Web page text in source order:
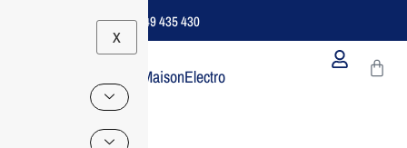
Support B2B Dédié | 06 49 435 430
X
MaisonElectro